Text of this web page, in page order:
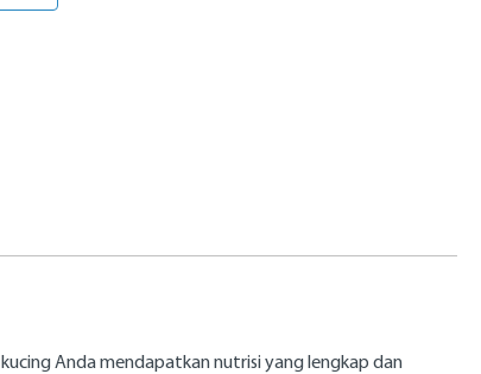
Anda mendapatkan nutrisi yang lengkap dan